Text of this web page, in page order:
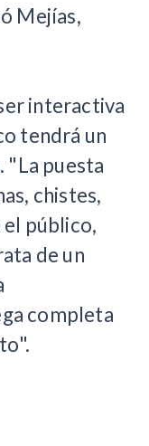
Mejías,
interactiva
tendrá un
"La puesta
chistes,
público,
de un
completa